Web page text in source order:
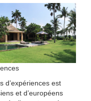
d’expériences est
et d’européens